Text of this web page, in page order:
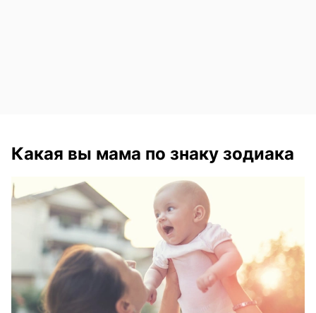
Какая вы мама по знаку зодиака